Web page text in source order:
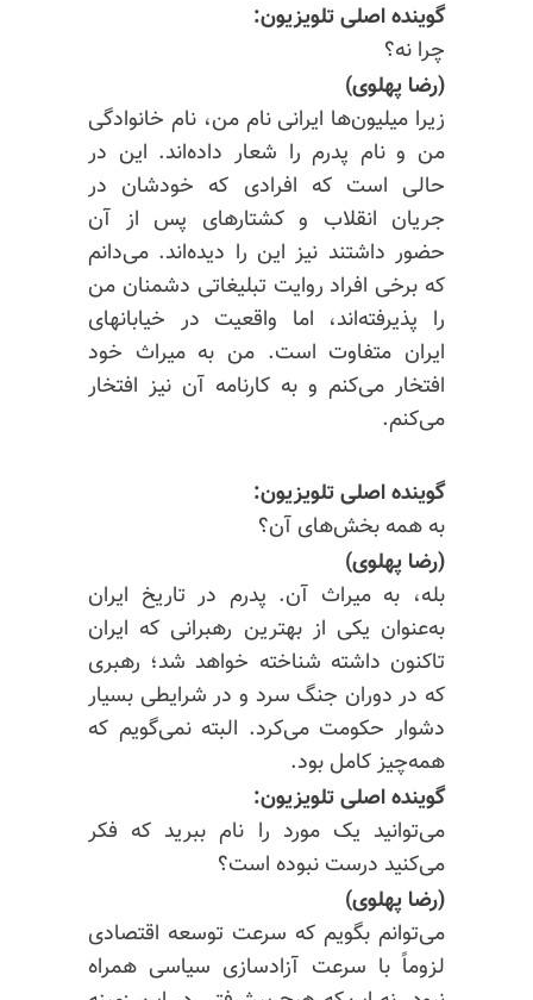
گوینده اصلی تلویزیون:
چرا نه؟
(رضا پهلوی)
زیرا میلیون‌ها ایرانی نام من، نام خانوادگی
من و نام پدرم را شعار داده‌اند. این در
حالی است که افرادی که خودشان در
جریان انقلاب و کشتارهای پس از آن
حضور داشتند نیز این را دیده‌اند. می‌دانم
که برخی افراد روایت تبلیغاتی دشمنان من
را پذیرفته‌اند، اما واقعیت در خیابانهای
ایران متفاوت است. من به میراث خود
افتخار می‌کنم و به کارنامه آن نیز افتخار
می‌کنم.
گوینده اصلی تلویزیون:
به همه بخش‌های آن؟
(رضا پهلوی)
بله، به میراث آن. پدرم در تاریخ ایران
به‌عنوان یکی از بهترین رهبرانی که ایران
تاکنون داشته شناخته خواهد شد؛ رهبری
که در دوران جنگ سرد و در شرایطی بسیار
دشوار حکومت می‌کرد. البته نمی‌گویم که
همه‌چیز کامل بود.
گوینده اصلی تلویزیون:
می‌توانید یک مورد را نام ببرید که فکر
می‌کنید درست نبوده است؟
(رضا پهلوی)
می‌توانم بگویم که سرعت توسعه اقتصادی
لزوماً با سرعت آزادسازی سیاسی همراه